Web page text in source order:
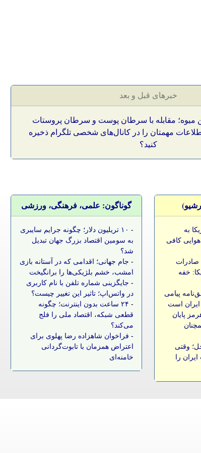
خبرهای قبل و بعد
میوه؛ مقابله با سرطان پوست و سرطان پروستات
اطلاعات مهمتان را در کانال‌های شخصی تلگرام ذخیره
کنید؟
به
کافی
صادرات
خفه
پیامی
ایران است
پایان
وقتی
را
گوناگون: علمی، فرهنگی، ورزشی
-
۱۰ تریلیون دلار؛ چگونه جرایم سایبری
به سومین اقتصاد بزرگ جهان تبدیل
شد؟
- جام جهانی؛ اقدامی که در آستانه بازی
امشب، خشم بلژیکی‌ها را برانگیخت
- جایگزینی شماره تلفن با نام کاربری
در واتس‌اپ؛ تاثیر این تغییر چیست؟
-
۲۴ ساعت بدون اینترنت؛ چگونه
قطعی شبکه، اقتصاد ملی را فلج
می‌کند؟
- فراخوان شاهزاده رضا پهلوی برای
اعتراض همزمان با تابوت‌گردانی
خامنه‌ای